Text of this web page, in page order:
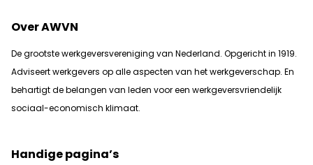
Over AWVN
De grootste werkgeversvereniging van Nederland. Opgericht in 1919.
Adviseert werkgevers op alle aspecten van het werkgeverschap. En
behartigt de belangen van leden voor een werkgeversvriendelijk
sociaal-economisch klimaat.
Handige pagina’s